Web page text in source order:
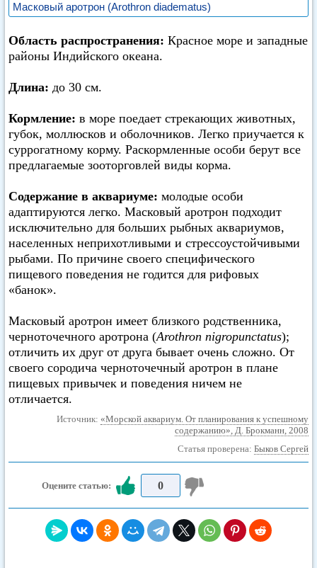
Масковый аротрон (Arothron diadematus)
Область распространения: Красное море и западные
районы Индийского океана.
Длина: до 30 см.
Кормление: в море поедает стрекающих животных,
губок, моллюсков и оболочников. Легко приучается к
суррогатному корму. Раскормленные особи берут все
предлагаемые зооторговлей виды корма.
Содержание в аквариуме: молодые особи
адаптируются легко. Масковый аротрон подходит
исключительно для больших рыбных аквариумов,
населенных неприхотливыми и стрессоустойчивыми
рыбами. По причине своего специфического
пищевого поведения не годится для рифовых
«банок».
Масковый аротрон имеет близкого родственника,
черноточечного аротрона (Arothron nigropunctatus);
отличить их друг от друга бывает очень сложно. От
своего сородича черноточечный аротрон в плане
пищевых привычек и поведения ничем не
отличается.
Источник: «Морской аквариум. От планирования к успешному
содержанию», Д. Брокманн, 2008
Статья проверена: Быков Сергей
Оцените статью: 0